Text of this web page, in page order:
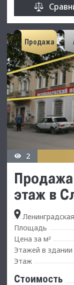
Продажа
2
этаж в
Площадь
Цена за м²
Этажей в здании
Этаж
Стоимость